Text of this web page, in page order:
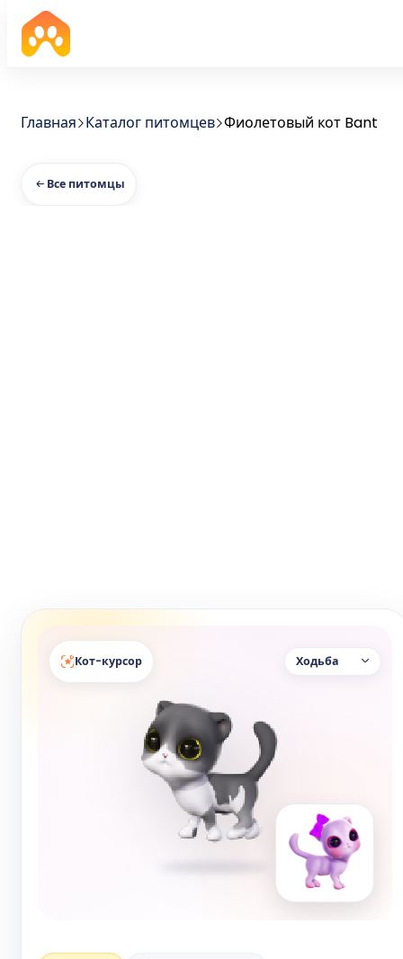
Главная Каталог питомцев Фиолетовый кот Bant
Все питомцы
Кот-курсор Ходьба